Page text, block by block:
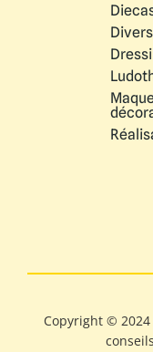
Divers
Copyright © 2024